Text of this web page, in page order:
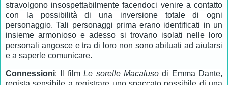
stravolgono insospettabilmente facendoci venire a contatto
con la possibilità di una inversione totale di ogni
personaggio. Tali personaggi prima erano identificati in un
insieme armonioso e adesso si trovano isolati nelle loro
personali angosce e tra di loro non sono abituati ad aiutarsi
e a saperle comunicare.
Connessioni: Il filmLe sorelle Macalusodi Emma Dante,